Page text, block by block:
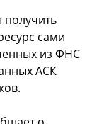
получить
сами
из ФНС
АСК